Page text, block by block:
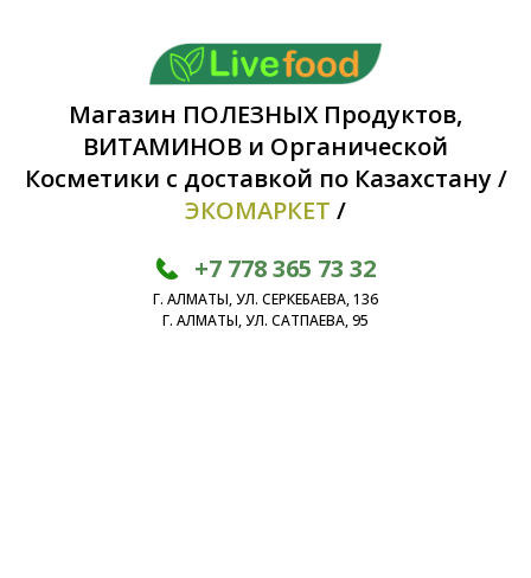
Магазин ПОЛЕЗНЫХ Продуктов,
ВИТАМИНОВ и Органической
Косметики с доставкой по Казахстану /
ЭКОМАРКЕТ /
+7 778 365 73 32
Г. АЛМАТЫ, УЛ. СЕРКЕБАЕВА, 136
Г. АЛМАТЫ, УЛ. САТПАЕВА, 95